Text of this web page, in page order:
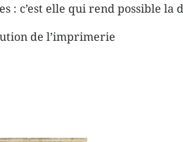
: c’est elle qui rend possible
de l’imprimerie